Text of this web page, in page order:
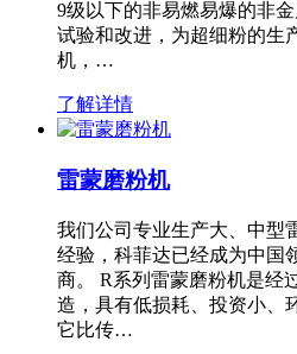
9级以下的非易燃易爆的非
试验和改进，为超细粉的生
机，…
了解详情
雷蒙磨粉机
我们公司专业生产大、中型
经验，科菲达已经成为中国
商。 R系列雷蒙磨粉机是经
造，具有低损耗、投资小、
它比传…